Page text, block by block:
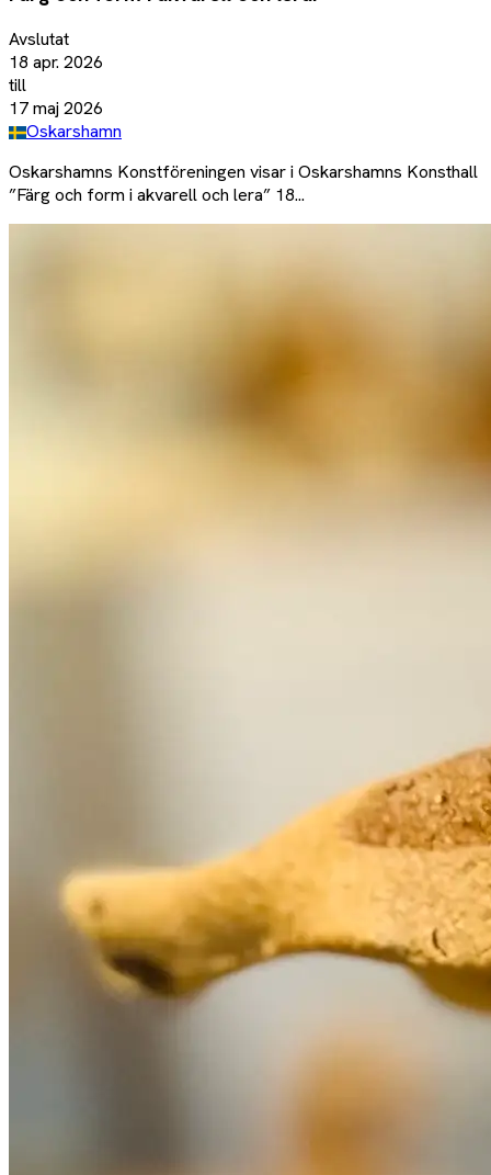
Avslutat
18 apr. 2026
till
17 maj 2026
Oskarshamn
Oskarshamns Konstföreningen visar i Oskarshamns Konsthall
”Färg och form i akvarell och lera” 18...